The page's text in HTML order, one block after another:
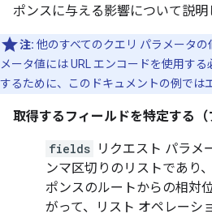
ポンスに与える影響について説明
注: 他のすべてのクエリ パラメータの
メータ値には URL エンコードを使用す
するために、このドキュメントの例では
取得するフィールドを特定する
fields リクエスト パラメ
ンマ区切りのリストであり
ポンスのルートからの相対
がって、
リスト オペレーシ